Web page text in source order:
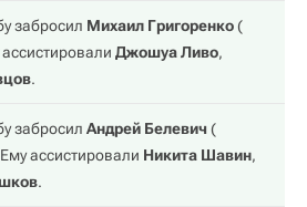
забросил Михаил Григоренко(
Джошуа Ливо,
.
забросил Андрей Белевич(
ассистировали Никита Шавин,
.